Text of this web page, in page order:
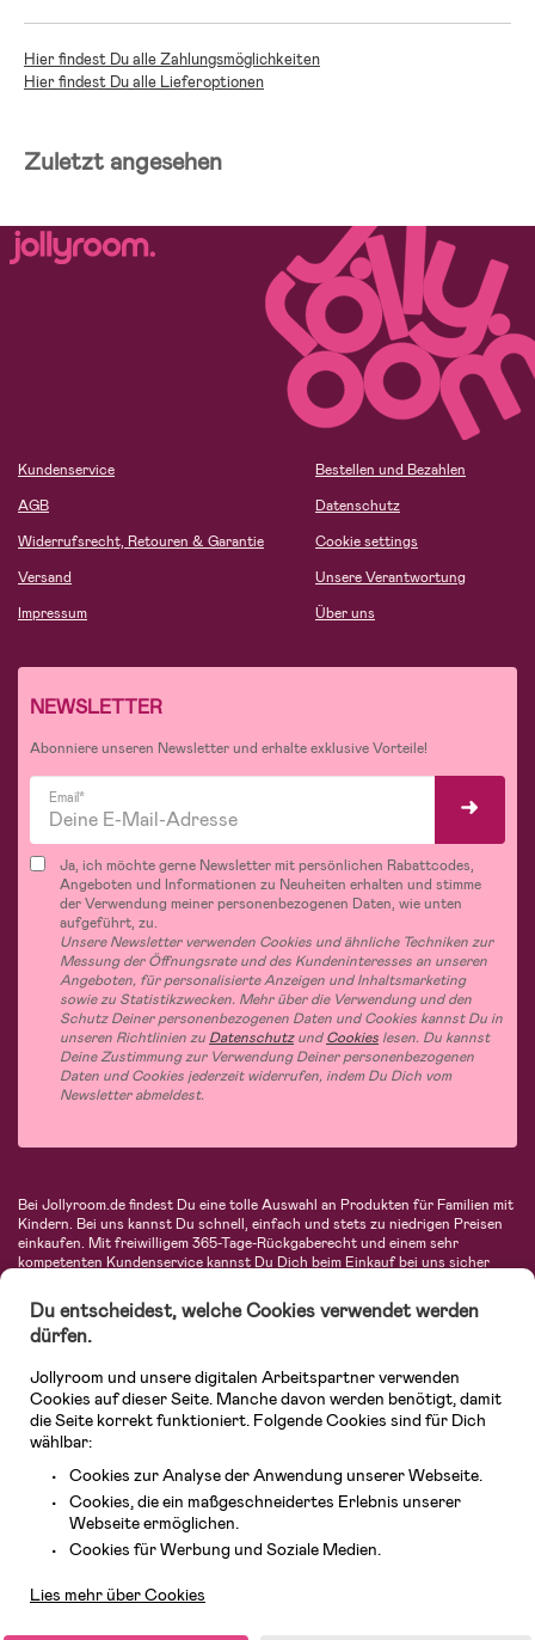
Hier findest Du alle Zahlungsmöglichkeiten
Hier findest Du alle Lieferoptionen
Zuletzt angesehen
Kundenservice
AGB
Widerrufsrecht, Retouren & Garantie
Versand
Impressum
Bestellen und Bezahlen
Datenschutz
Cookie settings
Unsere Verantwortung
Über uns
NEWSLETTER
Abonniere unseren Newsletter und erhalte exklusive Vorteile!
Email*
Ja, ich möchte gerne Newsletter mit persönlichen Rabattcodes,
Angeboten und Informationen zu Neuheiten erhalten und stimme
der Verwendung meiner personenbezogenen Daten, wie unten
aufgeführt, zu.
Unsere Newsletter verwenden Cookies und ähnliche Techniken zur
Messung der Öffnungsrate und des Kundeninteresses an unseren
Angeboten, für personalisierte Anzeigen und Inhaltsmarketing
sowie zu Statistikzwecken. Mehr über die Verwendung und den
Schutz Deiner personenbezogenen Daten und Cookies kannst Du in
unseren Richtlinien zu DatenschutzundCookies lesen. Du kannst
Deine Zustimmung zur Verwendung Deiner personenbezogenen
Daten und Cookies jederzeit widerrufen, indem Du Dich vom
Newsletter abmeldest.
Bei Jollyroom.de findest Du eine tolle Auswahl an Produkten für Familien mit
Kindern. Bei uns kannst Du schnell, einfach und stets zu niedrigen Preisen
einkaufen. Mit freiwilligem 365-Tage-Rückgaberecht und einem sehr
kompetenten Kundenservice kannst Du Dich beim Einkauf bei uns sicher
Autositze, Kinder- und Babymode, Produkte für Mütter und eine Menge
fantastischer Einrichtungsgegenstände, Spielsachen, Babyprodukte und
vieles mehr. Wir haben Produkte von bekannten Herstellern wie Britax, Maxi-
Avent, Jack Wolfskin, Cybex, LEGO und vielen mehr. Schau Dich um in
unserer vielfältigen Online-Boutique für Kinder & Babys. Willkommen!
Du entscheidest, welche Cookies verwendet werden
dürfen.
Jollyroom und unsere digitalen Arbeitspartner verwenden
Cookies auf dieser Seite. Manche davon werden benötigt, damit
die Seite korrekt funktioniert. Folgende Cookies sind für Dich
wählbar:
Cookies zur Analyse der Anwendung unserer Webseite.
Cookies, die ein maßgeschneidertes Erlebnis unserer
Webseite ermöglichen.
Cookies für Werbung und Soziale Medien.
Lies mehr über Cookies